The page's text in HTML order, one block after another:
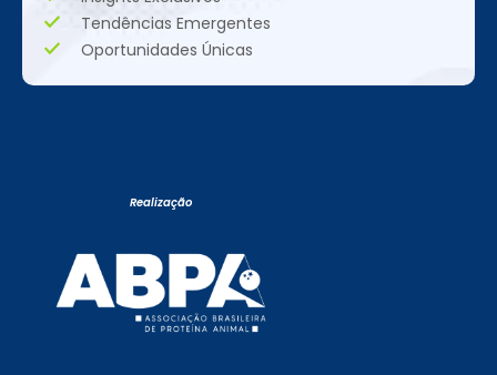
Tendências Emergentes
Oportunidades Únicas
Realização